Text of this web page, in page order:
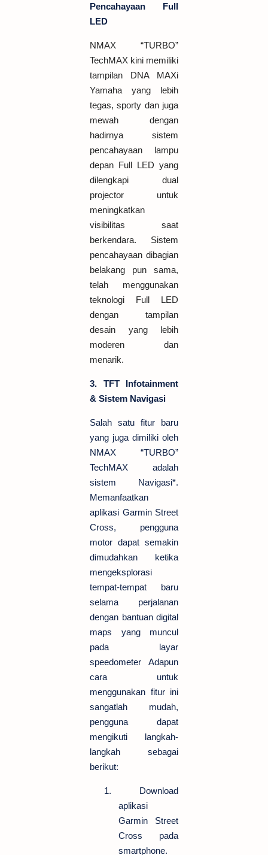
Pencahayaan Full
LED
NMAX “TURBO”
TechMAX kini memiliki
tampilan DNA MAXi
Yamaha yang lebih
tegas, sporty dan juga
mewah dengan
hadirnya sistem
pencahayaan lampu
depan Full LED yang
dilengkapi dual
projector untuk
meningkatkan
visibilitas saat
berkendara. Sistem
pencahayaan dibagian
belakang pun sama,
telah menggunakan
teknologi Full LED
dengan tampilan
desain yang lebih
moderen dan
menarik.
3. TFT Infotainment
& Sistem Navigasi
Salah satu fitur baru
yang juga dimiliki oleh
NMAX “TURBO”
TechMAX adalah
sistem Navigasi*.
Memanfaatkan
aplikasi Garmin Street
Cross, pengguna
motor dapat semakin
dimudahkan ketika
mengeksplorasi
tempat-tempat baru
selama perjalanan
dengan bantuan digital
maps yang muncul
pada layar
speedometer Adapun
cara untuk
menggunakan fitur ini
sangatlah mudah,
pengguna dapat
mengikuti langkah-
langkah sebagai
berikut:
1.
Download
aplikasi
Garmin Street
Cross pada
smartphone.